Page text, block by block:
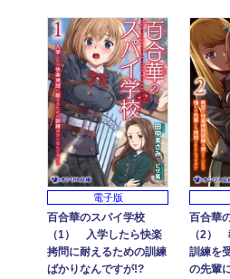
電子版
百合華のスパイ学校
（1） 入学したら快楽
拷問に耐えるための訓練
ばかりなんですが!?
百合華
（2）
訓練を
の先輩